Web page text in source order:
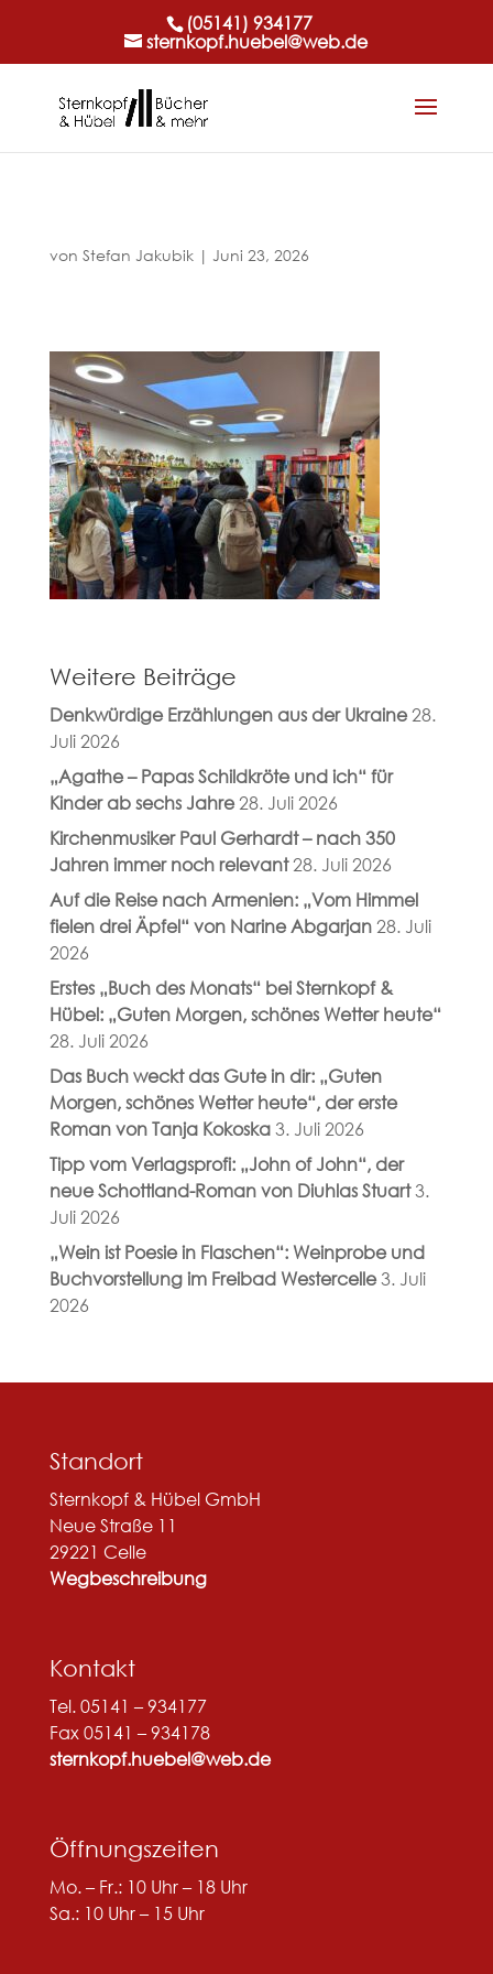
(05141) 934177
sternkopf.huebel@web.de
von Stefan Jakubik| Juni 23, 2026
Weitere Beiträge
Denkwürdige Erzählungen aus der Ukraine 28.
Juli 2026
„Agathe – Papas Schildkröte und ich“ für
Kinder ab sechs Jahre 28. Juli 2026
Kirchenmusiker Paul Gerhardt – nach 350
Jahren immer noch relevant 28. Juli 2026
Auf die Reise nach Armenien: „Vom Himmel
fielen drei Äpfel“ von Narine Abgarjan 28. Juli
2026
Erstes „Buch des Monats“ bei Sternkopf &
Hübel: „Guten Morgen, schönes Wetter heute“
28. Juli 2026
Das Buch weckt das Gute in dir: „Guten
Morgen, schönes Wetter heute“, der erste
Roman von Tanja Kokoska 3. Juli 2026
Tipp vom Verlagsprofi: „John of John“, der
neue Schottland-Roman von Diuhlas Stuart 3.
Juli 2026
„Wein ist Poesie in Flaschen“: Weinprobe und
Buchvorstellung im Freibad Westercelle 3. Juli
2026
Standort
Sternkopf & Hübel GmbH
Neue Straße 11
29221 Celle
Wegbeschreibung
Kontakt
Tel. 05141 – 934177
Fax 05141 – 934178
sternkopf.huebel@web.de
Öffnungszeiten
Mo. – Fr.: 10 Uhr – 18 Uhr
Sa.: 10 Uhr – 15 Uhr